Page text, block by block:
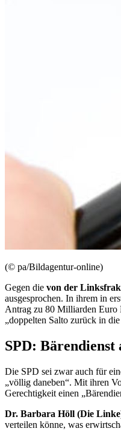
(© pa/Bildagentur-online)
Gegen die von der
ausgesprochen. In ihrem in
Antrag zu 80 Milliarden Euro
„doppelten Salto zurück in
SPD:
Die SPD sei zwar auch für
„völlig daneben“. Mit ihren
Gerechtigkeit einen
Dr. Barbara Höll (Die
verteilen könne, was